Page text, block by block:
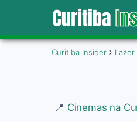
Curitiba Insider Lazer
📍 Cinemas na